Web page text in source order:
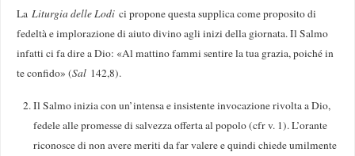
LaLiturgia delle Lodi ci propone questa supplica come proposito di
fedeltà e implorazione di aiuto divino agli inizi della giornata. Il Salmo
infatti ci fa dire a Dio: «Al mattino fammi sentire la tua grazia, poiché in
te confido» (Sal 142,8).
Il Salmo inizia con un’intensa e insistente invocazione rivolta a Dio,
fedele alle promesse di salvezza offerta al popolo (cfr v. 1). L’orante
riconosce di non avere meriti da far valere e quindi chiede umilmente